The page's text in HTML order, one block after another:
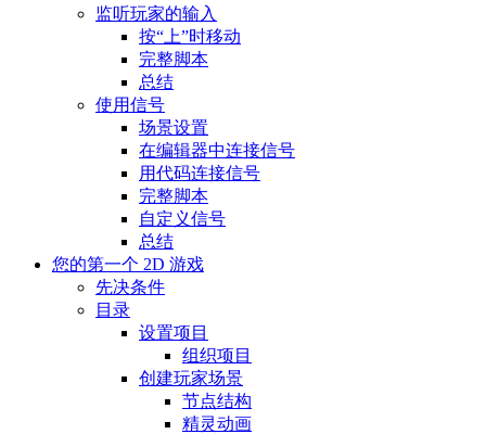
监听玩家的输入
按“上”时移动
完整脚本
总结
使用信号
场景设置
在编辑器中连接信号
用代码连接信号
完整脚本
自定义信号
总结
您的第一个 2D 游戏
先决条件
目录
设置项目
组织项目
创建玩家场景
节点结构
精灵动画